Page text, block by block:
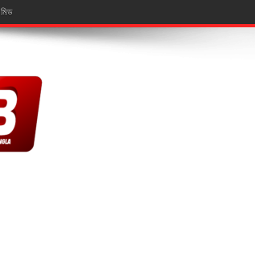
মিডিয়ালিংক এর এমডি মুজিব ইসলামের মাতা মায়া